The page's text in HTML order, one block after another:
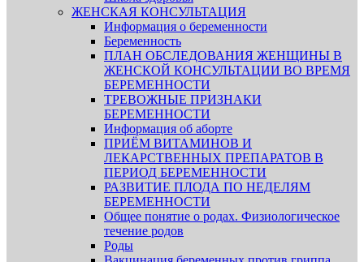
ЖЕНСКАЯ КОНСУЛЬТАЦИЯ
Информация о беременности
Беременность
ПЛАН ОБСЛЕДОВАНИЯ ЖЕНЩИНЫ В
ЖЕНСКОЙ КОНСУЛЬТАЦИИ ВО ВРЕМЯ
БЕРЕМЕННОСТИ
ТРЕВОЖНЫЕ ПРИЗНАКИ
БЕРЕМЕННОСТИ
Информация об аборте
ПРИЁМ ВИТАМИНОВ И
ЛЕКАРСТВЕННЫХ ПРЕПАРАТОВ В
ПЕРИОД БЕРЕМЕННОСТИ
РАЗВИТИЕ ПЛОДА ПО НЕДЕЛЯМ
БЕРЕМЕННОСТИ
Общее понятие о родах. Физиологическое
течение родов
Роды